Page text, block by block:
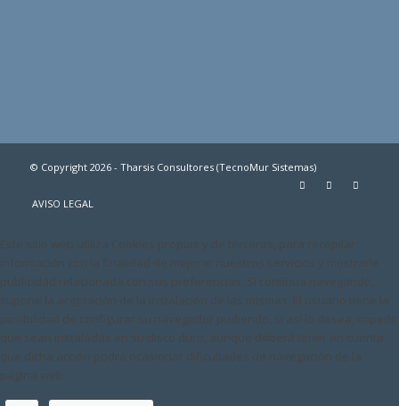
© Copyright 2026 - Tharsis Consultores (TecnoMur Sistemas)
AVISO LEGAL
Este sitio web utiliza Cookies propias y de terceros, para recopilar
información con la finalidad de mejorar nuestros servicios y mostrarle
publicidad relacionada con sus preferencias. Si continua navegando,
supone la aceptación de la instalación de las mismas. El usuario tiene la
posibilidad de configurar su navegador pudiendo, si así lo desea, impedir
que sean instaladas en su disco duro, aunque deberá tener en cuenta
que dicha acción podrá ocasionar dificultades de navegación de la
página web.